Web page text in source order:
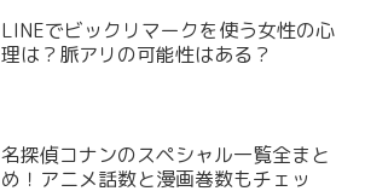
LINEでビックリマークを使う女性の心
理は？脈アリの可能性はある？
名探偵コナンのスペシャル一覧全まと
め！アニメ話数と漫画巻数もチェッ